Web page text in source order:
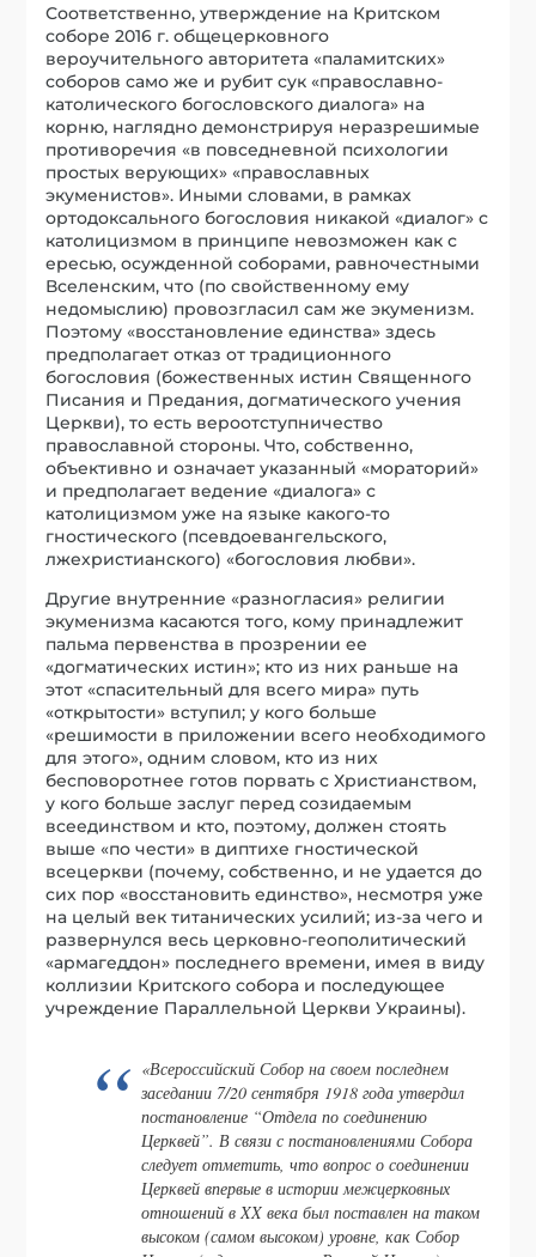
Соответственно, утверждение на Критском
соборе 2016 г. общецерковного
вероучительного авторитета «паламитских»
соборов само же и рубит сук «православно-
католического богословского диалога» на
корню, наглядно демонстрируя неразрешимые
противоречия «в повседневной психологии
простых верующих» «православных
экуменистов». Иными словами, в рамках
ортодоксального богословия никакой «диалог» с
католицизмом в принципе невозможен как с
ересью, осужденной соборами, равночестными
Вселенским, что (по свойственному ему
недомыслию) провозгласил сам же экуменизм.
Поэтому «восстановление единства» здесь
предполагает отказ от традиционного
богословия (божественных истин Священного
Писания и Предания, догматического учения
Церкви), то есть вероотступничество
православной стороны. Что, собственно,
объективно и означает указанный «мораторий»
и предполагает ведение «диалога» с
католицизмом уже на языке какого-то
гностического (псевдоевангельского,
лжехристианского) «богословия любви».
Другие внутренние «разногласия» религии
экуменизма касаются того, кому принадлежит
пальма первенства в прозрении ее
«догматических истин»; кто из них раньше на
этот «спасительный для всего мира» путь
«открытости» вступил; у кого больше
«решимости в приложении всего необходимого
для этого», одним словом, кто из них
бесповоротнее готов порвать с Христианством,
у кого больше заслуг перед созидаемым
всеединством и кто, поэтому, должен стоять
выше «по чести» в диптихе гностической
всецеркви (почему, собственно, и не удается до
сих пор «восстановить единство», несмотря уже
на целый век титанических усилий; из-за чего и
развернулся весь церковно-геополитический
«армагеддон» последнего времени, имея в виду
коллизии Критского собора и последующее
учреждение Параллельной Церкви Украины).
«Всероссийский Собор на своем последнем
заседании 7/20 сентября 1918 года утвердил
постановление “Отдела по соединению
Церквей”. В связи с постановлениями Собора
следует отметить, что вопрос о соединении
Церквей впервые в истории межцерковных
отношений в XX века был поставлен на таком
высоком (самом высоком) уровне, как Собор